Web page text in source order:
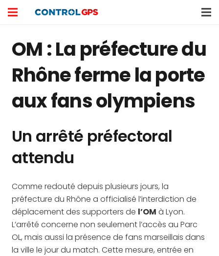
OM : La préfecture du
Rhône ferme la porte
aux fans olympiens
Un arrêté préfectoral
attendu
Comme redouté depuis plusieurs jours, la
préfecture du Rhône a officialisé l’interdiction de
déplacement des supporters de l’OM à Lyon.
L’arrêté concerne non seulement l’accès au Parc
OL, mais aussi la présence de fans marseillais dans
la ville le jour du match. Cette mesure, entrée en